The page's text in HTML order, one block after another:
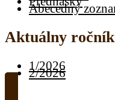
Abecedný
Aktuálny ročník
1/2026
2/2026